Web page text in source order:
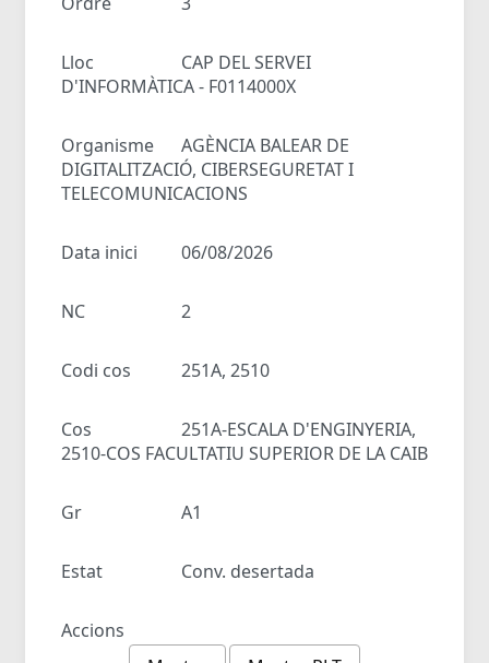
Lloc
CAP DEL SERVEI
D'INFORMÀTICA - F0114000X
Organisme
AGÈNCIA BALEAR DE
DIGITALITZACIÓ, CIBERSEGURETAT I
TELECOMUNICACIONS
Data inici 06/08/2026
NC 2
Codi cos 251A, 2510
Cos
251A-ESCALA D'ENGINYERIA,
2510-COS FACULTATIU SUPERIOR DE LA CAIB
Gr A1
Estat Conv. desertada
Accions